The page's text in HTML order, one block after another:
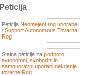
Peticija
Peticija Neomejeni rog uporabe
/ Support Autonomous Tovarna
Rog
Stalna peticija za podporo
avtonomni, svobodni in
samoupravni uporabi nekdanje
tovarne Rog